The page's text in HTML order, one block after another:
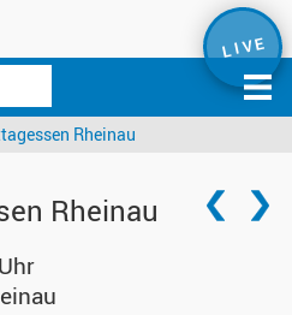
L I V E
Rheinau
Rheinau